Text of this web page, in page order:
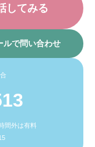
してみる
ルで問い合わせ
間外は有料